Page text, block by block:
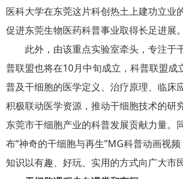
医科大学在东莞这片科创热土上建功立业
促进东莞生物医药科普事业取得长足进展。
此外，由该重点实验室牵头，专注于
普联盟也将在10月中旬成立，科普联盟成
普及干细胞的医学定义、治疗原理、临床
积极联动医学资源，推动干细胞技术的研
东莞市干细胞产业的科普发展贡献力量。
布“神奇的干细胞与再生”MG科普动画视
知识以有趣、好玩、实用的方式向广大市